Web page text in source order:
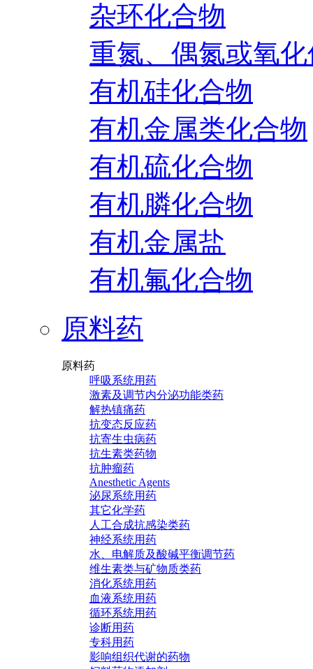
杂环化合物
重氮、偶氮或氧
有机硅化合物
有机金属类化合物
有机硫化合物
有机膦化合物
有机金属盐
有机氟化合物
原料药
原料药
呼吸系统用药
激素及调节内分泌功能类药
解热镇痛药
抗变态反应药
抗寄生虫病药
抗生素类药物
抗肿瘤药
Anesthetic Agents
泌尿系统用药
其它化学药
人工合成抗感染类药
神经系统用药
水、电解质及酸碱平衡调节药
维生素类与矿物质类药
消化系统用药
血液系统用药
循环系统用药
诊断用药
专科用药
影响组织代谢的药物